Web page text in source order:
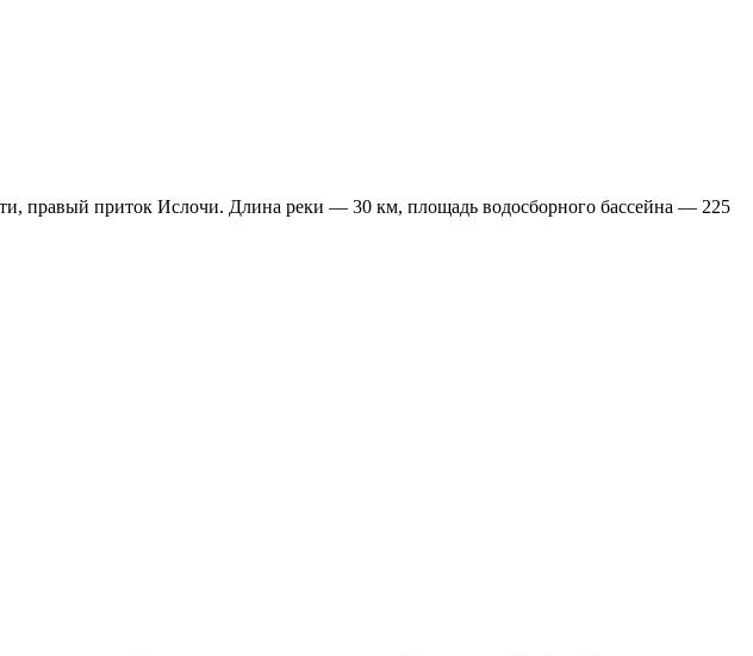
правый приток Ислочи. Длина реки — 30 км, площадь водосборного бассейна — 225